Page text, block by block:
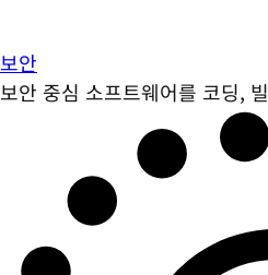
보안
보안 중심 소프트웨어를 코딩,